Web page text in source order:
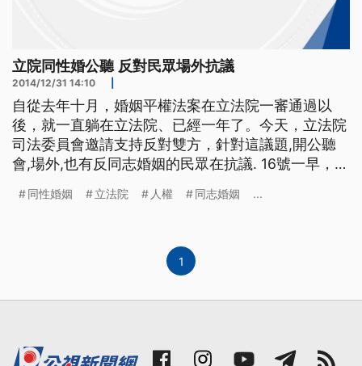
立院同性婚公聽 反對民眾場外抗議
2014/12/31 14:10
自從去年十月，婚姻平權法案在立法院一審通過以
後，就一直躺在立法院、已經一年了。今天，立法院
司法委員會邀請支持反對雙方，針對這議題,開公聽
會,場外,也有反同志婚姻的民眾在抗議. 16號一早，立
人權。同一時間,在立法院會場內，正反雙方也針對
同性婚姻 立法院 人權 同志婚姻 ...
1